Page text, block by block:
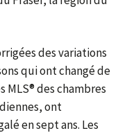
des variations
qui ont changé de
MLS® des chambres
ont
en sept ans. Les